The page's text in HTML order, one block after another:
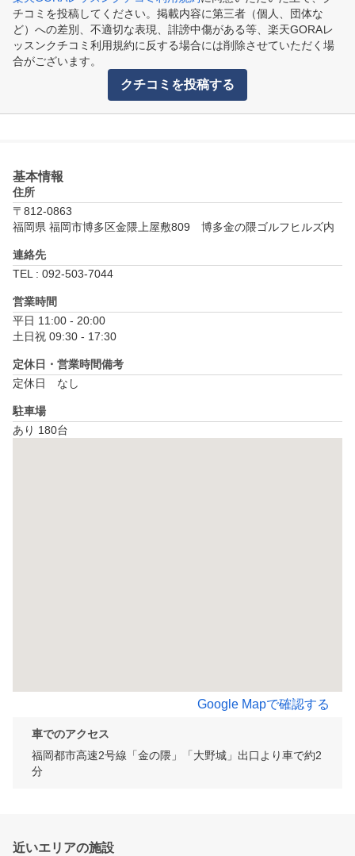
チコミを投稿してください。掲載内容に第三者（個人、団体な
ど）への差別、不適切な表現、誹謗中傷がある等、楽天GORAレ
ッスンクチコミ利用規約に反する場合には削除させていただく場
合がございます。
クチコミを投稿する
基本情報
住所
〒812-0863
福岡県 福岡市博多区金隈上屋敷809　博多金の隈ゴルフヒルズ内
連絡先
TEL : 092-503-7044
営業時間
平日 11:00 - 20:00
土日祝 09:30 - 17:30
定休日・営業時間備考
定休日　なし
駐車場
あり 180台
Google Mapで確認する
車でのアクセス
福岡都市高速2号線「金の隈」「大野城」出口より車で約2
分
近いエリアの施設